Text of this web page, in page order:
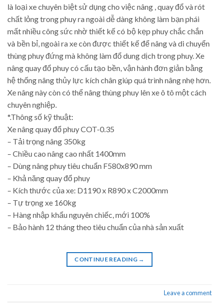
là loại xe chuyên biệt sử dụng cho việc nâng , quay đổ và rót
chất lỏng trong phuy ra ngoài dễ dàng không làm bạn phái
mất nhiều công sức nhờ thiết kế có bộ kẹp phuy chắc chắn
và bền bỉ, ngoài ra xe còn được thiết kế để nâng và di chuyển
thùng phuy đứng mà không làm đổ dung dịch trong phuy. Xe
nâng quay đổ phuy có cấu tạo bền, vận hành đơn giản bằng
hệ thống nâng thủy lực kích chân giúp quá trình nâng nhẹ hơn.
Xe nâng này còn có thể nâng thùng phuy lên xe ô tô một cách
chuyên nghiệp.
*.Thông số kỹ thuật:
Xe nâng quay đổ phuy COT-0.35
– Tải trọng nâng 350kg
– Chiều cao nâng cao nhất 1400mm
– Dùng nâng phuy tiêu chuẩn F580x890 mm
– Khả năng quay đổ phuy
– Kích thước của xe: D1190 x R890 x C2000mm
– Tự trọng xe 160kg
– Hàng nhập khẩu nguyên chiếc, mới 100%
– Bảo hành 12 tháng theo tiêu chuẩn của nhà sản xuất
CONTINUE READING →
Leave a comment